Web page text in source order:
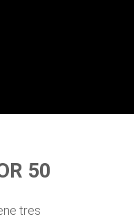
50
tres